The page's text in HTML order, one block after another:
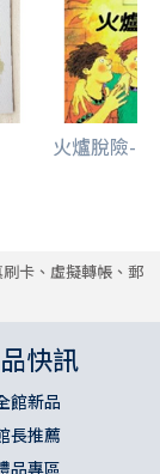
火爐脫險--
卡、虛擬轉帳、郵
快訊
館新品
長推薦
品專區